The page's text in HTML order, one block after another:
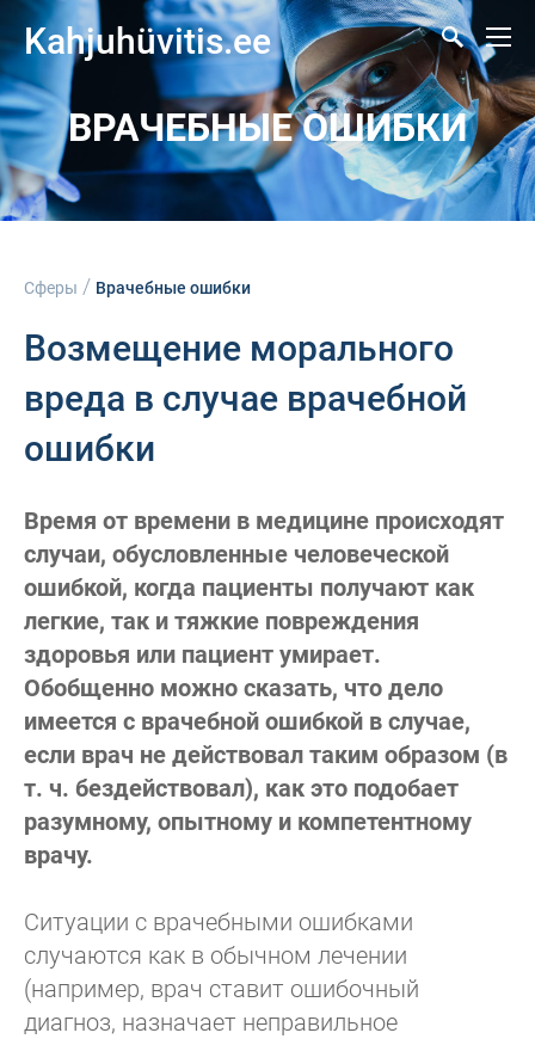
Kahjuhüvitis.ee
ВРАЧЕБНЫЕ ОШИБКИ
Сферы / Врачебные ошибки
Возмещение морального
вреда в случае врачебной
ошибки
Время от времени в медицине происходят
случаи, обусловленные человеческой
ошибкой, когда пациенты получают как
легкие, так и тяжкие повреждения
здоровья или пациент умирает.
Обобщенно можно сказать, что дело
имеется с врачебной ошибкой в случае,
если врач не действовал таким образом (в
т. ч. бездействовал), как это подобает
разумному, опытному и компетентному
врачу.
Ситуации с врачебными ошибками
случаются как в обычном лечении
(например, врач ставит ошибочный
диагноз, назначает неправильное